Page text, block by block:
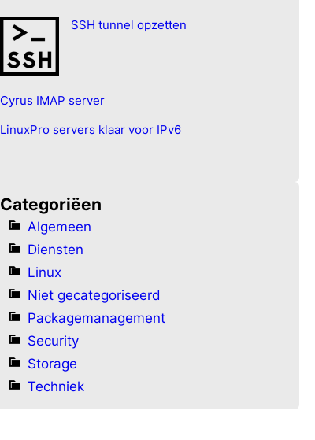
SSH tunnel opzetten
Cyrus IMAP server
LinuxPro servers klaar voor IPv6
Categoriëen
Algemeen
Diensten
Linux
Niet gecategoriseerd
Packagemanagement
Security
Storage
Techniek